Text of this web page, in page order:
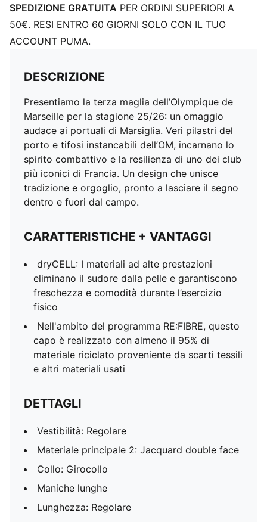
SPEDIZIONE GRATUITA PER ORDINI SUPERIORI A
50€. RESI ENTRO 60 GIORNI SOLO CON IL TUO
ACCOUNT PUMA.
DESCRIZIONE
Presentiamo la terza maglia dell’Olympique de
Marseille per la stagione 25/26: un omaggio
audace ai portuali di Marsiglia. Veri pilastri del
porto e tifosi instancabili dell’OM, incarnano lo
spirito combattivo e la resilienza di uno dei club
più iconici di Francia. Un design che unisce
tradizione e orgoglio, pronto a lasciare il segno
dentro e fuori dal campo.
CARATTERISTICHE + VANTAGGI
dryCELL: I materiali ad alte prestazioni
eliminano il sudore dalla pelle e garantiscono
freschezza e comodità durante l’esercizio
fisico
Nell'ambito del programma RE:FIBRE, questo
capo è realizzato con almeno il 95% di
materiale riciclato proveniente da scarti tessili
e altri materiali usati
DETTAGLI
Vestibilità: Regolare
Materiale principale 2: Jacquard double face
Collo: Girocollo
Maniche lunghe
Lunghezza: Regolare